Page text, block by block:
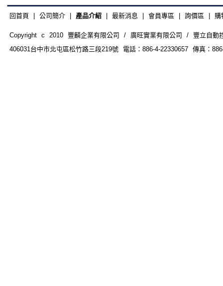
回首頁 公司簡介| 產品介紹| 最新消息 會員專區 詢價區 購
Copyright c 2010 豐麟企業有限公司 / 廣旺實業有限公司 / 豐立自動
406031台中市北屯區松竹路三段219號 電話：886-4-22330657 傳真：